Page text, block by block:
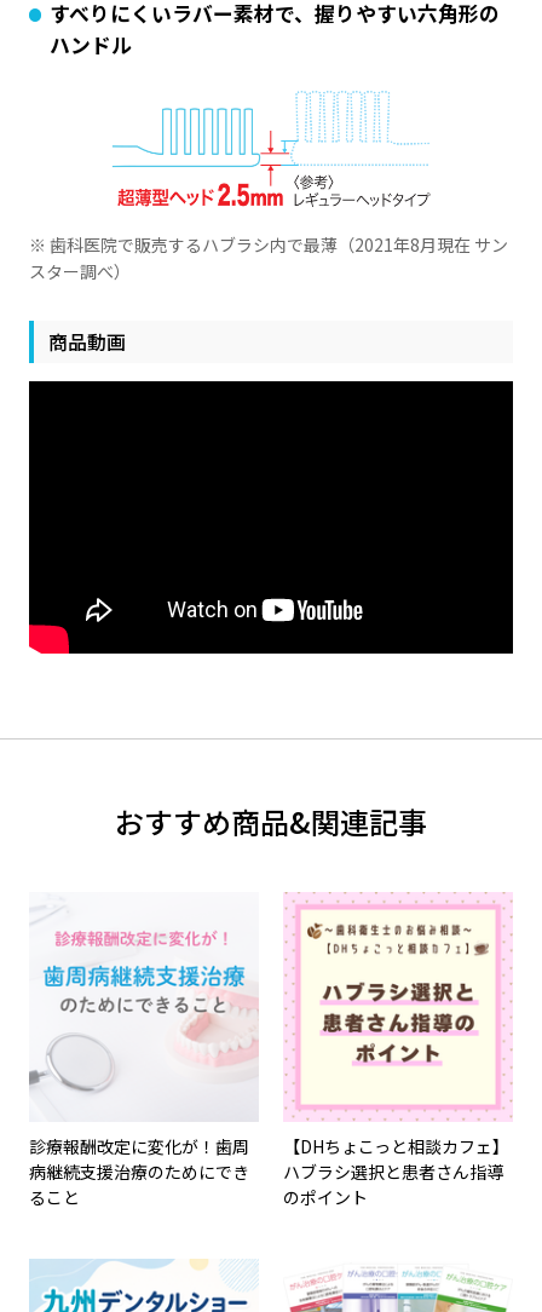
すべりにくいラバー素材で、握りやすい六角形の
ハンドル
※ 歯科医院で販売するハブラシ内で最薄（2021年8月現在 サン
スター調べ）
商品動画
おすすめ商品&関連記事
診療報酬改定に変化が！歯周
病継続支援治療のためにでき
ること
【DHちょこっと相談カフェ】
ハブラシ選択と患者さん指導
のポイント